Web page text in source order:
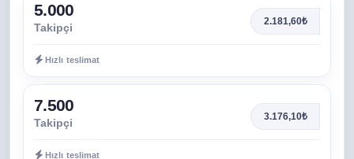
5.000
Takipçi 2.181,60₺
Hızlı teslimat
7.500
Takipçi 3.176,10₺
Hızlı teslimat